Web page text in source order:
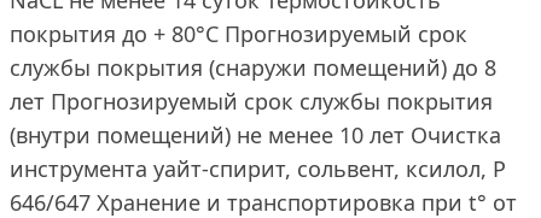
покрытия до + 80°С Прогнозируемый срок
службы покрытия (снаружи помещений) до 8
лет Прогнозируемый срок службы покрытия
(внутри помещений) не менее 10 лет Очистка
инструмента уайт-спирит, сольвент, ксилол, Р
646/647 Хранение и транспортировка при t° от